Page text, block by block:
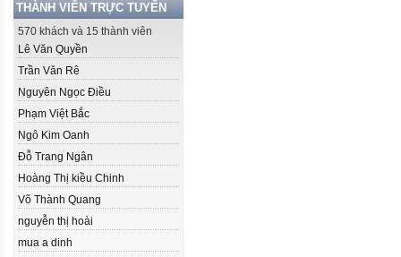
THÀNH VIÊN TRỰC TUYẾN
570 khách và 15 thành viên
Lê Văn Quyền
Trần Văn Rê
Nguyên Ngọc Điều
Phạm Việt Bắc
Ngô Kim Oanh
Đỗ Trang Ngân
Hoàng Thị kiều Chinh
Võ Thành Quang
nguyễn thị hoài
mua a dinh